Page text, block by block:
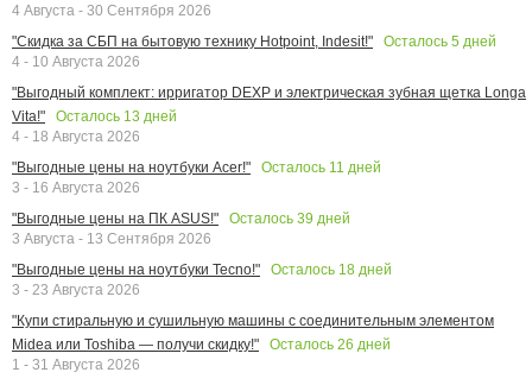
4 Августа - 30 Сентября 2026
"Скидка за СБП на бытовую технику Hotpoint, Indesit!"
Осталось 5 дней
4 - 10 Августа 2026
"Выгодный комплект: ирригатор DEXP и электрическая зубная щетка Longa
Vita!"
Осталось 13 дней
4 - 18 Августа 2026
"Выгодные цены на ноутбуки Acer!"
Осталось 11 дней
3 - 16 Августа 2026
"Выгодные цены на ПК ASUS!"
Осталось 39 дней
3 Августа - 13 Сентября 2026
"Выгодные цены на ноутбуки Tecno!"
Осталось 18 дней
3 - 23 Августа 2026
"Купи стиральную и сушильную машины с соединительным элементом
Midea или Toshiba — получи скидку!"
Осталось 26 дней
1 - 31 Августа 2026